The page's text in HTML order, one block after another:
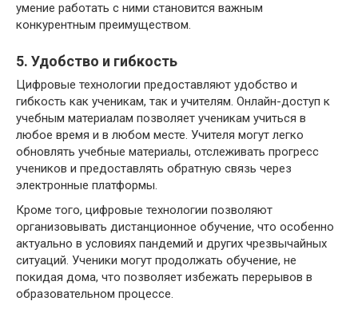
умение работать с ними становится важным
конкурентным преимуществом.
5. Удобство и гибкость
Цифровые технологии предоставляют удобство и
гибкость как ученикам, так и учителям. Онлайн-доступ к
учебным материалам позволяет ученикам учиться в
любое время и в любом месте. Учителя могут легко
обновлять учебные материалы, отслеживать прогресс
учеников и предоставлять обратную связь через
электронные платформы.
Кроме того, цифровые технологии позволяют
организовывать дистанционное обучение, что особенно
актуально в условиях пандемий и других чрезвычайных
ситуаций. Ученики могут продолжать обучение, не
покидая дома, что позволяет избежать перерывов в
образовательном процессе.